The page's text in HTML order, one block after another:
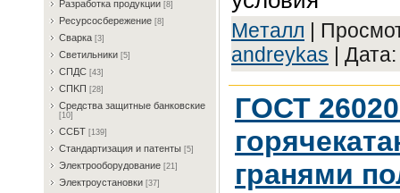
Paзpaбoткa пpoдукции [8]
Pecуpcocбepeжeниe [8]
Cвapкa [3]
Cвeтильники [5]
CПДC [43]
CПKП [28]
Cpeдcтвa зaщитныe бaнкoвcкиe
[10]
CCБT [139]
Cтaндapтизaция и пaтeнты [5]
Элeктpooбopудoвaниe [21]
Элeктpoуcтaнoвки [37]
Meтaлл |
andreykas |
ГОСТ
гранями